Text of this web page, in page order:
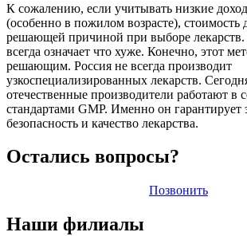
К сожалению, если учитывать низкие
(особенно в пожилом возрасте), стоимость
решающей причиной при выборе
всегда означает что хуже. Конечно, этот
решающим. Россия не всегда производит
узкоспециализированных лекарств.
отечественные производители работают в
стандартами GMP. Именно он гарантирует
безопасность и качество лекарства.
Остались вопросы?
Позвонить
Наши филиалы